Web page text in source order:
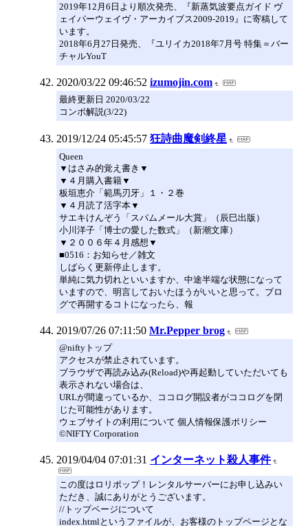
2019年12月6日より順次発売、『新蒸気波要点ガイド ヴ
ェイパーウェイヴ・アーカイブス2009-2019』に寄稿して
います。
2018年6月27日発売、『ユリイカ2018年7月号 特集＝バー
チャルYouT
2020/03/22 09:46:52 izumojin.com
最終更新日 2020/03/22
コンボ解説(3/22)
2019/12/24 05:45:57 狂詩曲魔剣終星
Queen
▼はさみ的覚え書き▼
▼４月購入書籍▼
板垣恵介「範馬刃牙」１・２巻
▼４月読了活字本▼
サエキけんぞう「スパムメール大賞」（辰巳出版）
小川洋子「博士の愛した数式」（新潮文庫）
▼２００６年４月感想▼
■0516：お知らせ／雑文
しばらく更新停止します。
単純に気力切れといいますか、中途半端な状態になって
いますので、明言しておいたほうがいいと思って。ブロ
グで再開するコトになったら、報
2019/07/26 07:11:50 Mr.Pepper brog
@niftyトップ
アクセスが禁止されています。
ブラウザで再読み込み(Reload)や再起動していただいても
表示されない場合は、
URLが間違っているか、ココログ開設者がココログを閉
じた可能性があります。
ウェブサイトの利用について 個人情報保護ポリシー
©NIFTY Corporation
2019/04/04 07:01:31 インターネット殺人事件
この度はロリポップ！レンタルサーバーにお申し込みい
ただき、誠にありがとうございます。
//トップページについて
index.htmlというファイルが、お客様のトップページとな